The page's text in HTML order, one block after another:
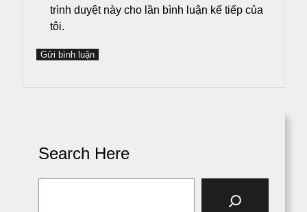
trình duyệt này cho lần bình luận kế tiếp của
tôi.
Search Here